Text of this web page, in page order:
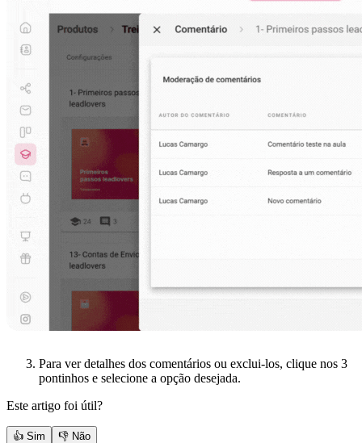
Para ver detalhes dos comentários ou exclui-los, clique nos 3
pontinhos e selecione a opção desejada.
Este artigo foi útil?
👍 Sim 👎 Não